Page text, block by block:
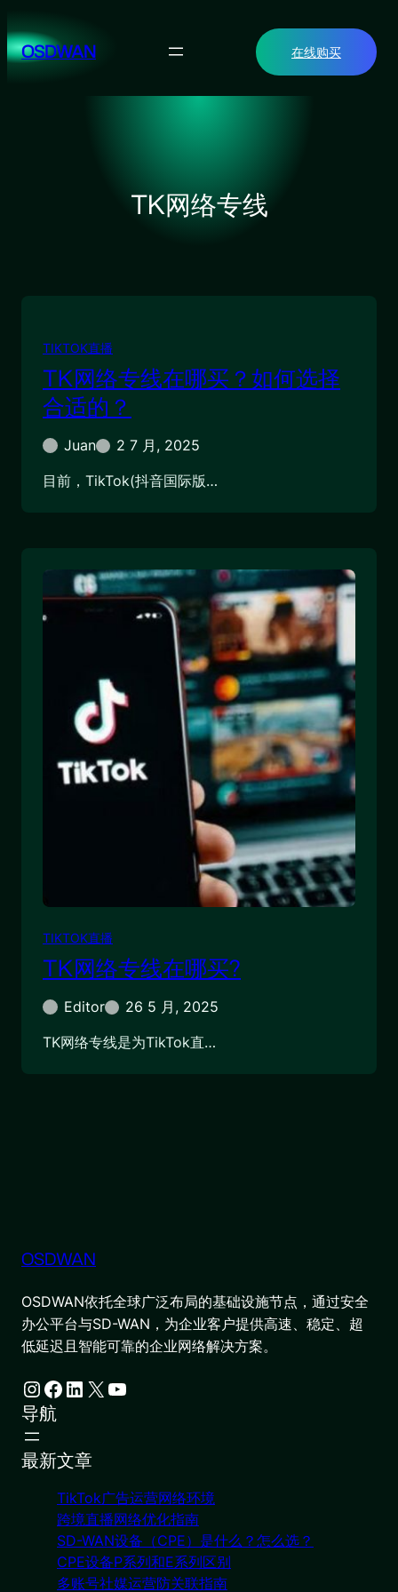
至
内OSDWAN 在线购买
TK网络专线
TIKTOK直播
TK网络专线在哪买？如何选择
合适的？
Juan
2 7 月, 2025
目前，TikTok(抖音国际版…
TIKTOK直播
TK网络专线在哪买?
Editor
26 5 月, 2025
TK网络专线是为TikTok直…
OSDWAN
OSDWAN依托全球广泛布局的基础设施节点，通过安全
办公平台与SD-WAN，为企业客户提供高速、稳定、超
低延迟且智能可靠的企业网络解决方案。
Instagram Facebook LinkedIn X YouTube
导航
最新文章
TikTok广告运营网络环境
跨境直播网络优化指南
SD-WAN设备（CPE）是什么？怎么选？
CPE设备P系列和E系列区别
多账号社媒运营防关联指南